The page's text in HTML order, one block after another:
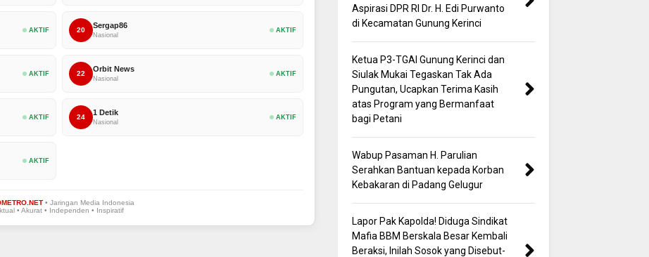
AKTIF 20
Sergap86
Nasional
AKTIF
AKTIF 22
Orbit News
Nasional
AKTIF
AKTIF 24
1 Detik
Nasional
AKTIF
AKTIF
• Jaringan Media Indonesia
• Akurat • Independen • Inspiratif
Aspirasi DPR RI Dr. H. Edi Purwanto
di Kecamatan Gunung Kerinci
Ketua P3-TGAI Gunung Kerinci dan
Siulak Mukai Tegaskan Tak Ada
Pungutan, Ucapkan Terima Kasih
atas Program yang Bermanfaat
bagi Petani
Wabup Pasaman H. Parulian
Serahkan Bantuan kepada Korban
Kebakaran di Padang Gelugur
Lapor Pak Kapolda! Diduga Sindikat
Mafia BBM Berskala Besar Kembali
Beraksi, Inilah Sosok yang Disebut-